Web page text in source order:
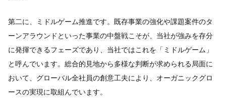
第二に、ミドルゲーム推進です。既存事業の強化や課題案件のタ
ーンアラウンドといった事業の中盤戦こそが、当社が強みを存分
に発揮できるフェーズであり、当社ではこれを「ミドルゲーム」
と呼んでいます。総合的見地から多様な判断が求められる局面に
おいて、グローバル全社員の創意工夫により、オーガニックグロ
ースの実現に取組んでいます。